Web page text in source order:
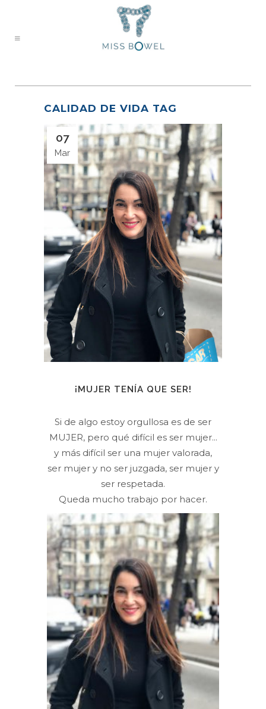
CALIDAD DE VIDA TAG
07
Mar
¡MUJER TENÍA QUE SER!
Si de algo estoy orgullosa es de ser
MUJER, pero qué difícil es ser mujer...
y más difícil ser una mujer valorada,
ser mujer y no ser juzgada, ser mujer y
ser respetada.
Queda mucho trabajo por hacer.